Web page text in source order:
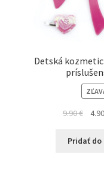
Detská
9.90€ 4.90
Pridať do